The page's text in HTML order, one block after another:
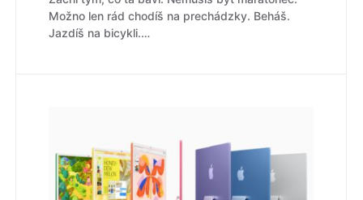
Možno len rád chodíš na prechádzky. Beháš.
Jazdíš na bicykli.…